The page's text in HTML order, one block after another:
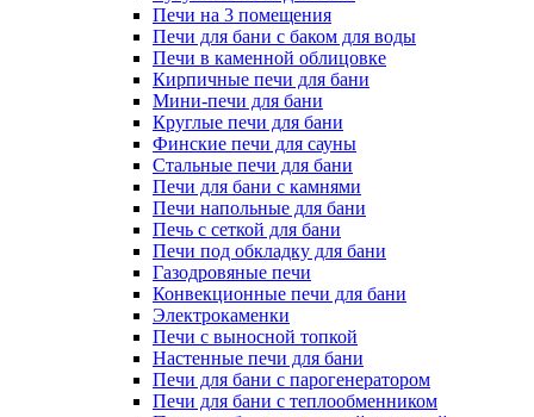
Печи на 3 помещения
Печи для бани с баком для воды
Печи в каменной облицовке
Кирпичные печи для бани
Мини-печи для бани
Круглые печи для бани
Финские печи для сауны
Стальные печи для бани
Печи для бани с камнями
Печи напольные для бани
Печь с сеткой для бани
Печи под обкладку для бани
Газодровяные печи
Конвекционные печи для бани
Электрокаменки
Печи с выносной топкой
Настенные печи для бани
Печи для бани с парогенератором
Печи для бани с теплообменником